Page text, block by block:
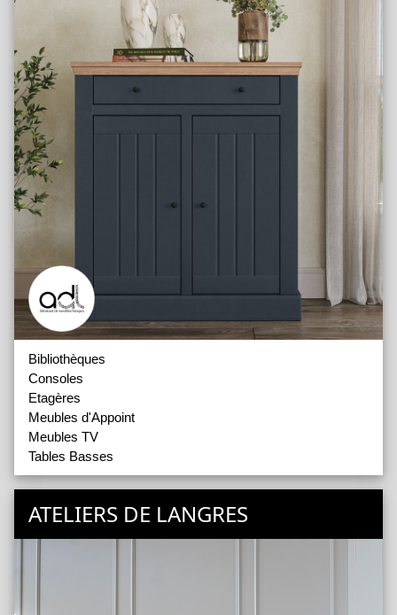
Bibliothèques
Consoles
Etagères
Meubles d'Appoint
Meubles TV
Tables Basses
ATELIERS DE LANGRES